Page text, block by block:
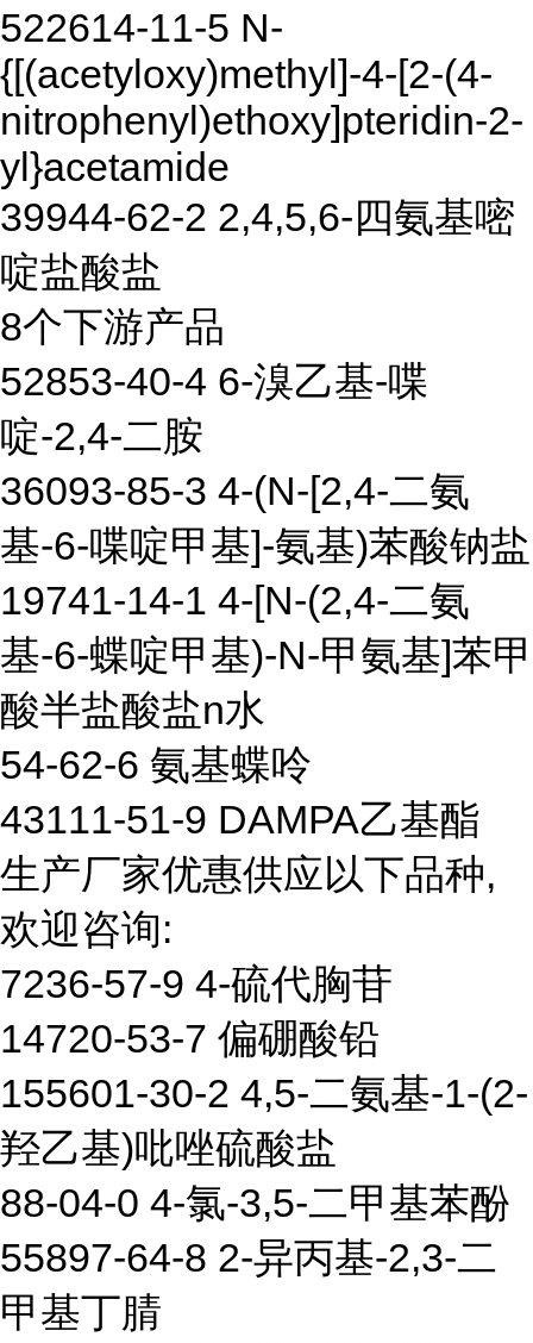
522614-11-5 N-
{[(acetyloxy)methyl]-4-[2-(4-
nitrophenyl)ethoxy]pteridin-2-
yl}acetamide
39944-62-2 2,4,5,6-四氨基嘧
啶盐酸盐
8个下游产品
52853-40-4 6-溴乙基-喋
啶-2,4-二胺
36093-85-3 4-(N-[2,4-二氨
基-6-喋啶甲基]-氨基)苯酸钠盐
19741-14-1 4-[N-(2,4-二氨
基-6-蝶啶甲基)-N-甲氨基]苯甲
酸半盐酸盐n水
54-62-6 氨基蝶呤
43111-51-9 DAMPA乙基酯
生产厂家优惠供应以下品种,
欢迎咨询:
7236-57-9 4-硫代胸苷
14720-53-7 偏硼酸铅
155601-30-2 4,5-二氨基-1-(2-
羟乙基)吡唑硫酸盐
88-04-0 4-氯-3,5-二甲基苯酚
55897-64-8 2-异丙基-2,3-二
甲基丁腈